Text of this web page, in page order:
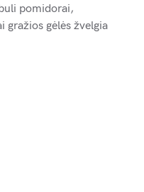
pomidorai,
gėlės žvelgia